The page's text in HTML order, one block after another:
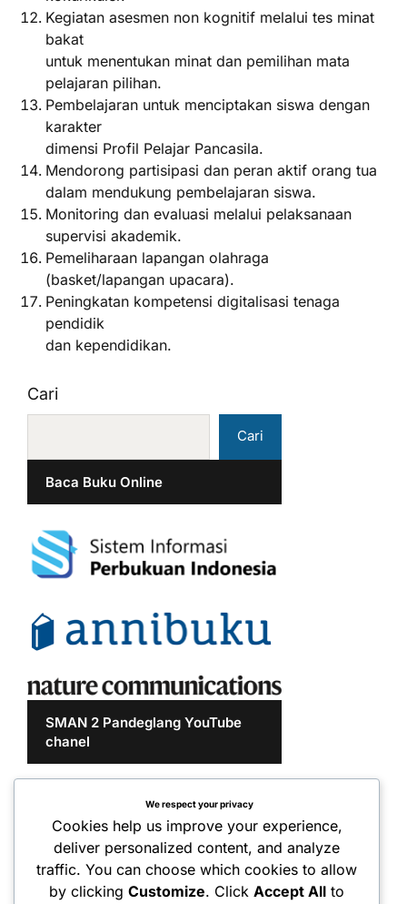
Kegiatan asesmen non kognitif melalui tes minat
bakat
untuk menentukan minat dan pemilihan mata
pelajaran pilihan.
Pembelajaran untuk menciptakan siswa dengan
karakter
dimensi Profil Pelajar Pancasila.
Mendorong partisipasi dan peran aktif orang tua
dalam mendukung pembelajaran siswa.
Monitoring dan evaluasi melalui pelaksanaan
supervisi akademik.
Pemeliharaan lapangan olahraga
(basket/lapangan upacara).
Peningkatan kompetensi digitalisasi tenaga
pendidik
dan kependidikan.
Cari
Cari
Baca Buku Online
SMAN 2 Pandeglang YouTube
chanel
We respect your privacy
Cookies help us improve your experience,
deliver personalized content, and analyze
traffic. You can choose which cookies to allow
by clickingCustomize. ClickAccept All to